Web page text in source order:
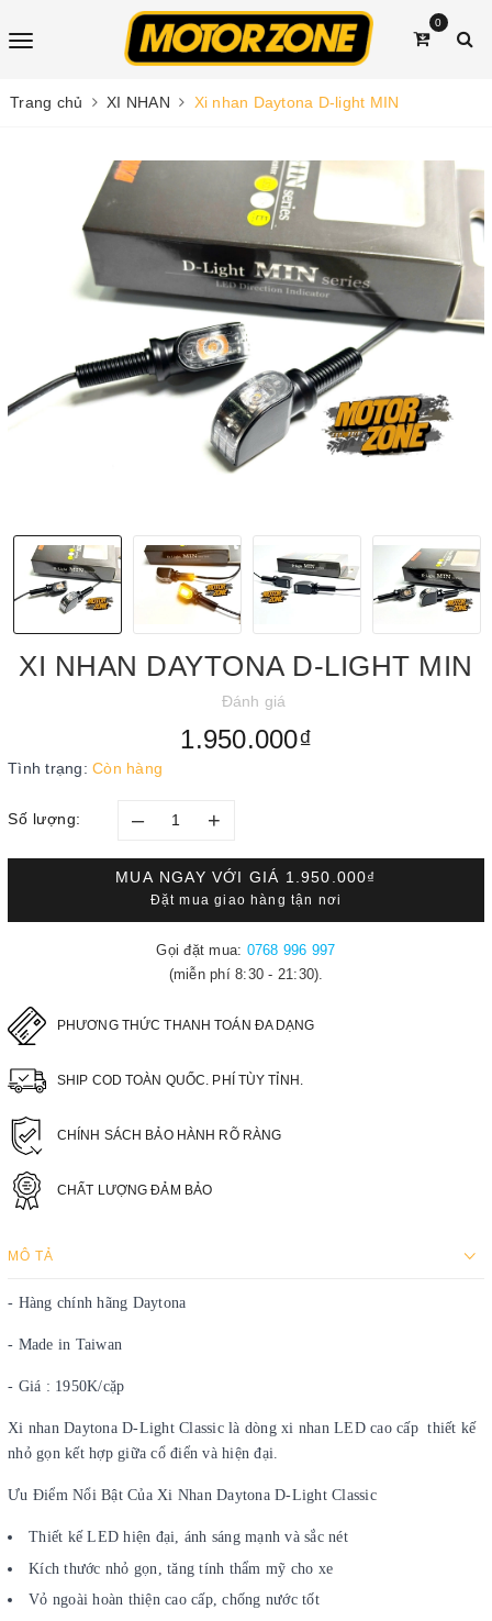
0
Trang chủ XI NHAN Xi nhan Daytona D-light MIN
XI NHAN DAYTONA D-LIGHT MIN
Đánh giá
1.950.000₫
Tình trạng: Còn hàng
Số lượng: – +
MUA NGAY VỚI GIÁ 1.950.000₫
Đặt mua giao hàng tận nơi
Gọi đặt mua: 0768 996 997
(miễn phí 8:30 - 21:30).
PHƯƠNG THỨC THANH TOÁN ĐA DẠNG
SHIP COD TOÀN QUỐC. PHÍ TÙY TỈNH.
CHÍNH SÁCH BẢO HÀNH RÕ RÀNG
CHẤT LƯỢNG ĐẢM BẢO
MÔ TẢ
- Hàng chính hãng Daytona
- Made in Taiwan
- Giá : 1950K/cặp
Xi nhan Daytona D-Light Classic là dòng xi nhan LED cao cấp thiết kế
nhỏ gọn kết hợp giữa cổ điển và hiện đại.
Ưu Điểm Nổi Bật Của Xi Nhan Daytona D-Light Classic
Thiết kế LED hiện đại, ánh sáng mạnh và sắc nét
Kích thước nhỏ gọn, tăng tính thẩm mỹ cho xe
Vỏ ngoài hoàn thiện cao cấp, chống nước tốt